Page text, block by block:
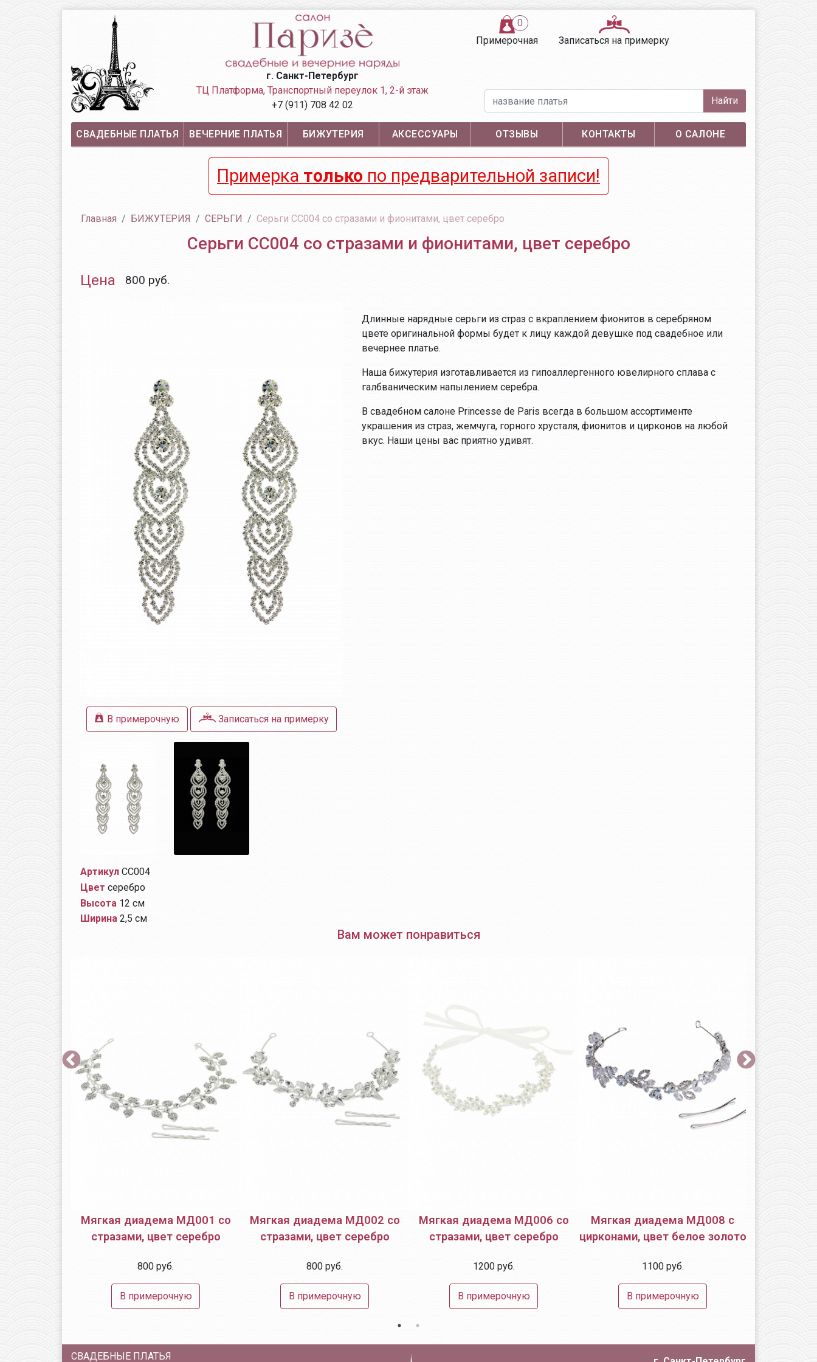
г. Санкт-Петербург
ТЦ Платформа, Транспортный переулок 1, 2-й этаж
+7 (911) 708 42 02
Примерочная
0
Записаться на примерку
Найти
СВАДЕБНЫЕ ПЛАТЬЯ ВЕЧЕРНИЕ ПЛАТЬЯ БИЖУТЕРИЯ АКСЕССУАРЫ ОТЗЫВЫ КОНТАКТЫ О САЛОНЕ
Примерка только по предварительной записи!
Главная БИЖУТЕРИЯ СЕРЬГИ Серьги СС004 со стразами и фионитами, цвет серебро
Серьги СС004 со стразами и фионитами, цвет серебро
Цена 800 руб.
В примерочную Записаться на примерку
Артикул СС004
Цвет серебро
Высота 12 см
Ширина 2,5 см
Длинные нарядные серьги из страз с вкраплением фионитов в серебряном
цвете оригинальной формы будет к лицу каждой девушке под свадебное или
вечернее платье.
Наша бижутерия изготавливается из гипоаллергенного ювелирного сплава с
галбваническим напылением серебра.
В свадебном салоне Princesse de Paris всегда в большом ассортименте
украшения из страз, жемчуга, горного хрусталя, фионитов и цирконов на любой
вкус. Наши цены вас приятно удивят.
Вам может понравиться
Мягкая диадема МД001 со
стразами, цвет серебро
800 руб.
В примерочную
Мягкая диадема МД002 со
стразами, цвет серебро
800 руб.
В примерочную
Мягкая диадема МД006 со
стразами, цвет серебро
1200 руб.
В примерочную
Мягкая диадема МД008 с
цирконами, цвет белое золото
1100 руб.
В примерочную
СВАДЕБНЫЕ ПЛАТЬЯ